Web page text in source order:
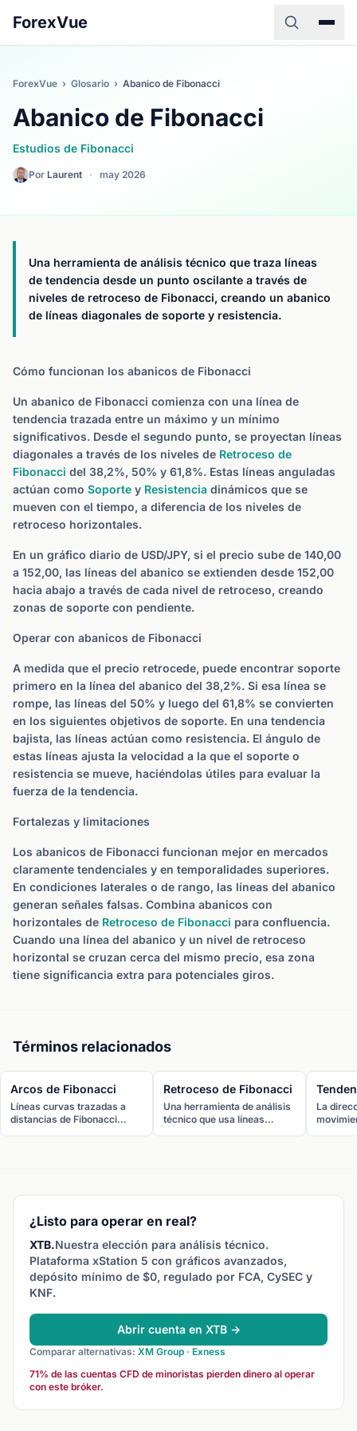
ForexVue
ForexVue › Glosario › Abanico de Fibonacci
Abanico de Fibonacci
Estudios de Fibonacci
Por Laurent · may 2026
Una herramienta de análisis técnico que traza líneas
de tendencia desde un punto oscilante a través de
niveles de retroceso de Fibonacci, creando un abanico
de líneas diagonales de soporte y resistencia.
Cómo funcionan los abanicos de Fibonacci
Un abanico de Fibonacci comienza con una línea de
tendencia trazada entre un máximo y un mínimo
significativos. Desde el segundo punto, se proyectan líneas
diagonales a través de los niveles de Retroceso de
Fibonacci del 38,2%, 50% y 61,8%. Estas líneas anguladas
actúan como Soporte y Resistencia dinámicos que se
mueven con el tiempo, a diferencia de los niveles de
retroceso horizontales.
En un gráfico diario de USD/JPY, si el precio sube de 140,00
a 152,00, las líneas del abanico se extienden desde 152,00
hacia abajo a través de cada nivel de retroceso, creando
zonas de soporte con pendiente.
Operar con abanicos de Fibonacci
A medida que el precio retrocede, puede encontrar soporte
primero en la línea del abanico del 38,2%. Si esa línea se
rompe, las líneas del 50% y luego del 61,8% se convierten
en los siguientes objetivos de soporte. En una tendencia
bajista, las líneas actúan como resistencia. El ángulo de
estas líneas ajusta la velocidad a la que el soporte o
resistencia se mueve, haciéndolas útiles para evaluar la
fuerza de la tendencia.
Fortalezas y limitaciones
Los abanicos de Fibonacci funcionan mejor en mercados
claramente tendenciales y en temporalidades superiores.
En condiciones laterales o de rango, las líneas del abanico
generan señales falsas. Combina abanicos con
horizontales de Retroceso de Fibonacci para confluencia.
Cuando una línea del abanico y un nivel de retroceso
horizontal se cruzan cerca del mismo precio, esa zona
tiene significancia extra para potenciales giros.
Términos relacionados
Arcos de Fibonacci
Líneas curvas trazadas a
distancias de Fibonacci
Retroceso de Fibonacci
Una herramienta de análisis
técnico que usa líneas
soporte y resistencia donde
un retroceso.
La
¿Listo para operar en real?
XTB.Nuestra elección para análisis técnico.
Plataforma xStation 5 con gráficos avanzados,
depósito mínimo de $0, regulado por FCA, CySEC y
KNF.
Abrir cuenta en XTB →
Comparar alternativas: XM Group · Exness
71% de las cuentas CFD de minoristas pierden dinero al operar
con este bróker.